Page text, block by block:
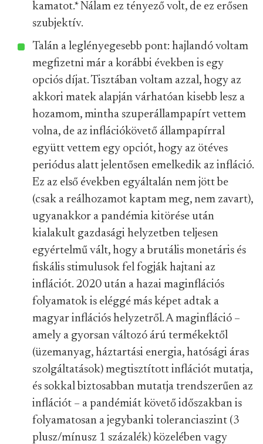
kamatot.*Nálam ez tényező volt, de ez erősen
szubjektív.
Talán a leglényegesebb pont: hajlandó voltam
megfizetni már a korábbi években is egy
opciós díjat. Tisztában voltam azzal, hogy az
akkori matek alapján várhatóan kisebb lesz a
hozamom, mintha szuperállampapírt vettem
volna, de az inflációkövető állampapírral
együtt vettem egy opciót, hogy az ötéves
periódus alatt jelentősen emelkedik az infláció.
Ez az első években egyáltalán nem jött be
(csak a reálhozamot kaptam meg, nem zavart),
ugyanakkor a pandémia kitörése után
kialakult gazdasági helyzetben teljesen
egyértelmű vált, hogy a brutális monetáris és
fiskális stimulusok fel fogják hajtani az
inflációt. 2020 után a hazai maginflációs
folyamatok is eléggé más képet adtak a
magyar inflációs helyzetről. A maginfláció –
amely a gyorsan változó árú termékektől
(üzemanyag, háztartási energia, hatósági áras
szolgáltatások) megtisztított inflációt mutatja,
és sokkal biztosabban mutatja trendszerűen az
inflációt – a pandémiát követő időszakban is
folyamatosan a jegybanki toleranciaszint (3
plusz/mínusz 1 százalék) közelében vagy